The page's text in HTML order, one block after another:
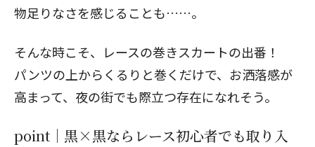
物足りなさを感じることも……。
そんな時こそ、レースの巻きスカートの出番！
パンツの上からくるりと巻くだけで、お洒落感が
高まって、夜の街でも際立つ存在になれそう。
point｜黒×黒ならレース初心者でも取り入